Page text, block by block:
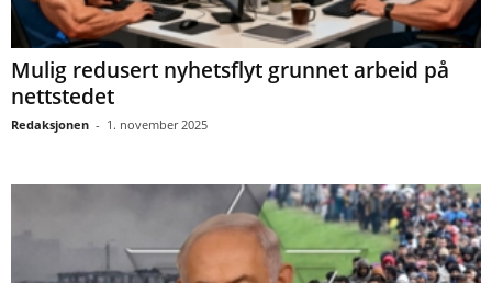
Mulig redusert nyhetsflyt grunnet arbeid på
nettstedet
Redaksjonen - 1. november 2025